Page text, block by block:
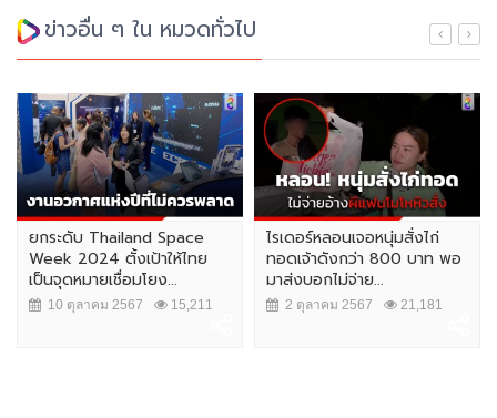
ข่าวอื่น ๆ ใน หมวดทั่วไป
ยกระดับ Thailand Space
Week 2024 ตั้งเป้าให้ไทย
เป็นจุดหมายเชื่อมโยง...
10 ตุลาคม 2567 15,211
ไรเดอร์หลอนเจอหนุ่มสั่งไก่
ทอดเจ้าดังกว่า 800 บาท พอ
มาส่งบอกไม่จ่าย...
2 ตุลาคม 2567 21,181